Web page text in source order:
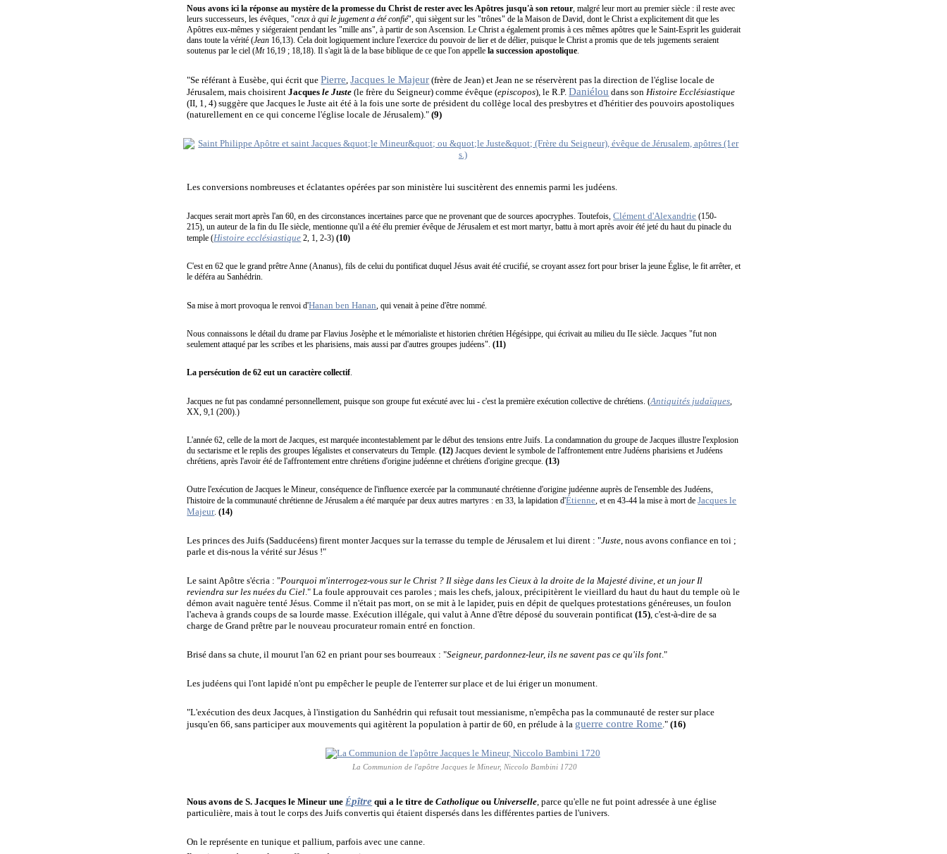
Nous avons ici la réponse au mystère de la promesse du Christ de rester avec les Apôtres jusqu'à son retour , malgré leur mort au premier siècle : il reste avec
leurs successeurs, les évêques, "ceux à qui le jugement a été confié", qui siègent sur les "trônes" de la Maison de David, dont le Christ a explicitement dit que les
Apôtres eux-mêmes y siégeraient pendant les "mille ans", à partir de son Ascension. Le Christ a également promis à ces mêmes apôtres que le Saint-Esprit les guiderait
dans toute la vérité (Jean 16,13). Cela doit logiquement inclure l'exercice du pouvoir de lier et de délier, puisque le Christ a promis que de tels jugements seraient
soutenus par le ciel (Mt16,19 ; 18,18). Il s'agit là de la base biblique de ce que l'on appellela succession apostolique
"Se référant à Eusèbe, qui écrit quePierre ,Jacques le Majeur (frère de Jean) et Jean ne se réservèrent pas la direction de l'église locale de
Jérusalem, mais choisirentJacques le Juste (le frère du Seigneur) comme évêque (episcopos), le R.P.Daniélou dans son Histoire Ecclésiastique
(II, 1, 4) suggère que Jacques le Juste ait été à la fois une sorte de président du collège local des presbytres et d'héritier des pouvoirs apostoliques
(naturellement en ce qui concerne l'église locale de Jérusalem)."(9)
Les conversions nombreuses et éclatantes opérées par son ministère lui suscitèrent des ennemis parmi les judéens.
Jacques serait mort après l'an 60, en des circonstances incertaines parce que ne provenant que de sources apocryphes. Toutefois,Clément d'Alexandrie (150-
215), un auteur de la fin du IIe siècle, mentionne qu'il a été élu premier évêque de Jérusalem et est mort martyr, battu à mort après avoir été jeté du haut du pinacle du
temple (Histoire ecclésiastique 2, 1, 2-3)(10)
C'est en 62 que le grand prêtre Anne (Ananus), fils de celui du pontificat duquel Jésus avait été crucifié, se croyant assez fort pour briser la jeune Église, le fit arrêter, et
le déféra au Sanhédrin.
Sa mise à mort provoqua le renvoi d'Hanan ben Hanan , qui venait à peine d'être nommé.
Nous connaissons le détail du drame par Flavius Josèphe et le mémorialiste et historien chrétien Hégésippe, qui écrivait au milieu du IIe siècle. Jacques "fut non
seulement attaqué par les scribes et les pharisiens, mais aussi par d'autres groupes judéens".(11)
La persécution de 62 eut un caractère collectif.
Jacques ne fut pas condamné personnellement, puisque son groupe fut exécuté avec lui - c'est la première exécution collective de chrétiens. (Antiquités judaïques
XX, 9,1 (200).)
L'année 62, celle de la mort de Jacques, est marquée incontestablement par le début des tensions entre Juifs. La condamnation du groupe de Jacques illustre l'explosion
du sectarisme et le replis des groupes légalistes et conservateurs du Temple.(12)Jacques devient le symbole de l'affrontement entre Judéens pharisiens et Judéens
chrétiens, après l'avoir été de l'affrontement entre chrétiens d'origine judéenne et chrétiens d'origine grecque.(13)
Outre l'exécution de Jacques le Mineur, conséquence de l'influence exercée par la communauté chrétienne d'origine judéenne auprès de l'ensemble des Judéens,
l'histoire de la communauté chrétienne de Jérusalem a été marquée par deux autres martyres : en 33, la lapidation d'Étienne , et en 43-44 la mise à mort deJacques le
Majeur.(14)
Les princes des Juifs (Sadducéens) firent monter Jacques sur la terrasse du temple de Jérusalem et lui dirent : "Juste , nous avons confiance en toi ;
parle et dis-nous la vérité sur Jésus !"
Le saint Apôtre s'écria : "Pourquoi m'interrogez-vous sur le Christ ? Il siège dans les Cieux à la droite de la Majesté divine, et un jour Il
reviendra sur les nuées du Ciel ." La foule approuvait ces paroles ; mais les chefs, jaloux, précipitèrent le vieillard du haut du haut du temple où le
démon avait naguère tenté Jésus. Comme il n'était pas mort, on se mit à le lapider, puis en dépit de quelques protestations généreuses, un foulon
l'acheva à grands coups de sa lourde masse. Exécution illégale, qui valut à Anne d'être déposé du souverain pontificat(15) , c'est-à-dire de sa
charge de Grand prêtre par le nouveau procurateur romain entré en fonction.
Brisé dans sa chute, il mourut l'an 62 en priant pour ses bourreaux : "Seigneur, pardonnez-leur, ils ne savent pas ce qu'ils font ."
Les judéens qui l'ont lapidé n'ont pu empêcher le peuple de l'enterrer sur place et de lui ériger un monument.
"L'exécution des deux Jacques, à l'instigation du Sanhédrin qui refusait tout messianisme, n'empêcha pas la communauté de rester sur place
jusqu'en 66, sans participer aux mouvements qui agitèrent la population à partir de 60, en prélude à la guerre contre Rome ."(16)
La Communion de l'apôtre Jacques le Mineur, Niccolo Bambini 1720
Nous avons de S. Jacques le Mineur une Épître qui a le titre deCatholique ou Universelle , parce qu'elle ne fut point adressée à une église
particulière, mais à tout le corps des Juifs convertis qui étaient dispersés dans les différentes parties de l'univers.
On le représente en tunique et pallium, parfois avec une canne.